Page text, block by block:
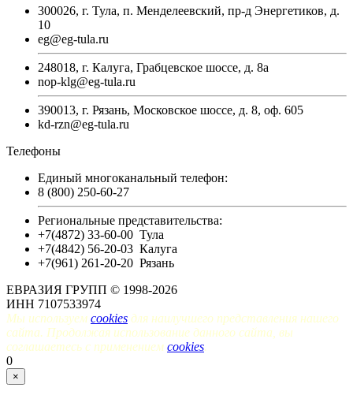
300026, г. Тула, п. Менделеевский, пр-д Энергетиков, д.
10
eg@eg-tula.ru
248018, г. Калуга, Грабцевское шоссе, д. 8а
nop-klg@eg-tula.ru
390013, г. Рязань, Московское шоссе, д. 8, оф. 605
kd-rzn@eg-tula.ru
Телефоны
Единый многоканальный телефон:
8 (800) 250-60-27
Региональные представительства:
+7(4872) 33-60-00 Тула
+7(4842) 56-20-03 Калуга
+7(961) 261-20-20 Рязань
ЕВРАЗИЯ ГРУПП © 1998-2026
ИНН 7107533974
Мы используем cookies для наилучшего представления нашего
сайта. Продолжая использование данного сайта, вы
соглашаетесь с применением cookies.
0
×